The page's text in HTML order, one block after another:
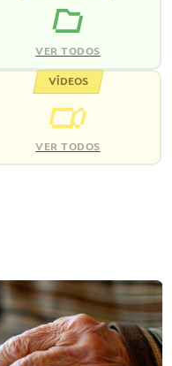
VER TODOS
VÍDEOS
VER TODOS